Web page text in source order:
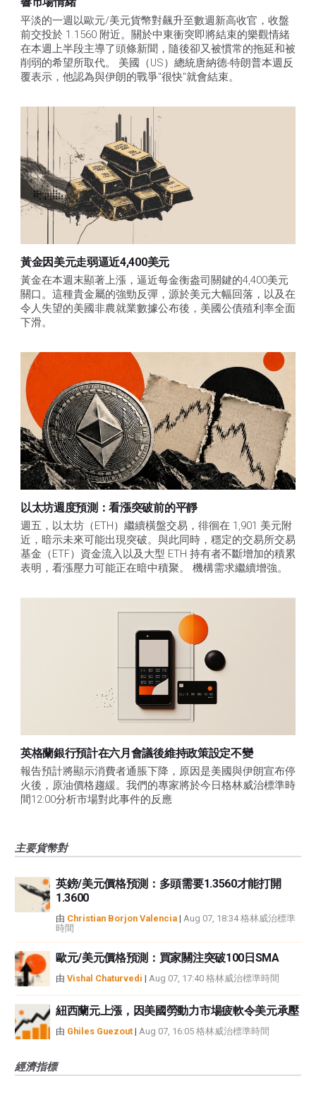
平淡的一週以歐元/美元貨幣對飆升至數週新高收官，收盤
前交投於 1.1560 附近。關於中東衝突即將結束的樂觀情緒
在本週上半段主導了頭條新聞，隨後卻又被慣常的拖延和被
削弱的希望所取代。 美國（US）總統唐納德-特朗普本週反
覆表示，他認為與伊朗的戰爭"很快"就會結束。
黃金因美元走弱逼近4,400美元
黃金在本週末顯著上漲，逼近每金衡盎司關鍵的4,400美元
關口。這種貴金屬的強勁反彈，源於美元大幅回落，以及在
令人失望的美國非農就業數據公布後，美國公債殖利率全面
下滑。
以太坊週度預測：看漲突破前的平靜
週五，以太坊（ETH）繼續橫盤交易，徘徊在 1,901 美元附
近，暗示未來可能出現突破。與此同時，穩定的交易所交易
基金（ETF）資金流入以及大型 ETH 持有者不斷增加的積累
表明，看漲壓力可能正在暗中積聚。 機構需求繼續增強。
英格蘭銀行預計在六月會議後維持政策設定不變
報告預計將顯示消費者通脹下降，原因是美國與伊朗宣布停
火後，原油價格趨緩。我們的專家將於今日格林威治標準時
間12:00分析市場對此事件的反應
主要貨幣對
英鎊/美元價格預測：多頭需要1.3560才能打開
1.3600
由 Christian Borjon Valencia | Aug 07, 18:34 格林威治標準
時間
歐元/美元價格預測：買家關注突破100日SMA
由 Vishal Chaturvedi | Aug 07, 17:40 格林威治標準時間
紐西蘭元上漲，因美國勞動力市場疲軟令美元承壓
由 Ghiles Guezout | Aug 07, 16:05 格林威治標準時間
經濟指標